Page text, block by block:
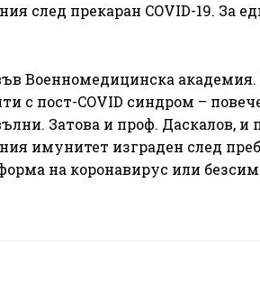
след прекаран COVID-19. За
Военномедицинска академия.
с пост-COVID синдром –
Затова и проф. Даскалов, и
имунитет изграден след
на коронавирус или